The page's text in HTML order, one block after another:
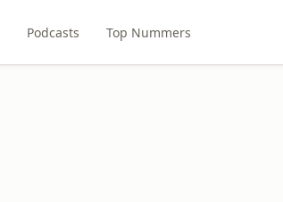
Podcasts Top Nummers